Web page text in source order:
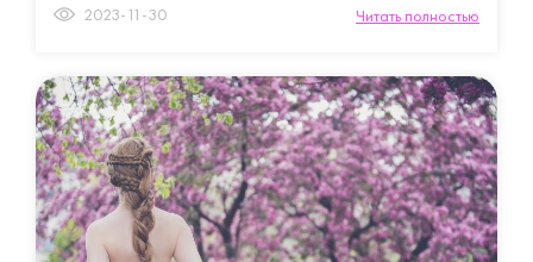
2023-11-30 Читать полностью